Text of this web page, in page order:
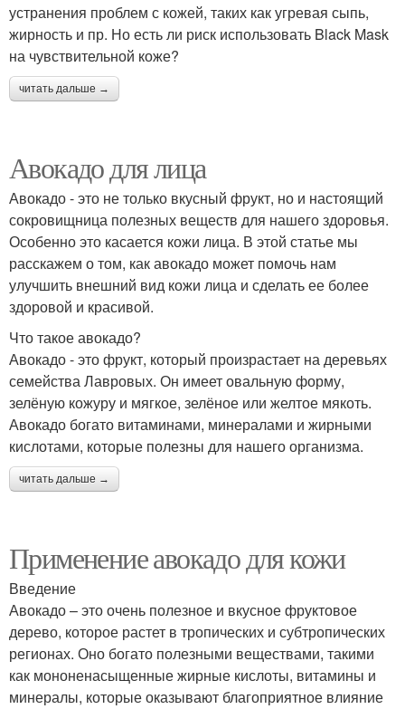
устранения проблем с кожей, таких как угревая сыпь,
жирность и пр. Но есть ли риск использовать Black Mask
на чувствительной коже?
читать дальше →
Авокадо для лица
Авокадо - это не только вкусный фрукт, но и настоящий
сокровищница полезных веществ для нашего здоровья.
Особенно это касается кожи лица. В этой статье мы
расскажем о том, как авокадо может помочь нам
улучшить внешний вид кожи лица и сделать ее более
здоровой и красивой.
Что такое авокадо?
Авокадо - это фрукт, который произрастает на деревьях
семейства Лавровых. Он имеет овальную форму,
зелёную кожуру и мягкое, зелёное или желтое мякоть.
Авокадо богато витаминами, минералами и жирными
кислотами, которые полезны для нашего организма.
читать дальше →
Применение авокадо для кожи
Введение
Авокадо – это очень полезное и вкусное фруктовое
дерево, которое растет в тропических и субтропических
регионах. Оно богато полезными веществами, такими
как мононенасыщенные жирные кислоты, витамины и
минералы, которые оказывают благоприятное влияние